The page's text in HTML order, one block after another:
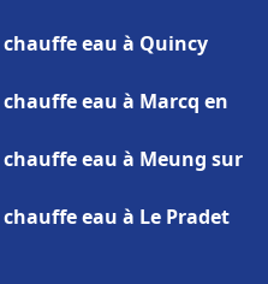
eau à Quincy
eau à Marcq en
eau à Meung sur
eau à Le Pradet